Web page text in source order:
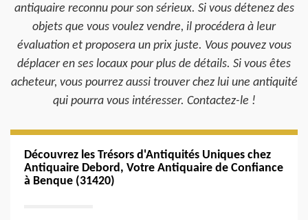
antiquaire reconnu pour son sérieux. Si vous détenez des
objets que vous voulez vendre, il procédera à leur
évaluation et proposera un prix juste. Vous pouvez vous
déplacer en ses locaux pour plus de détails. Si vous êtes
acheteur, vous pourrez aussi trouver chez lui une antiquité
qui pourra vous intéresser. Contactez-le !
Découvrez les Trésors d'Antiquités Uniques chez
Antiquaire Debord, Votre Antiquaire de Confiance
à Benque (31420)